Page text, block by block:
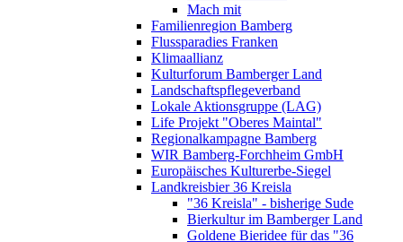
Mach mit
Familienregion Bamberg
Flussparadies Franken
Klimaallianz
Kulturforum Bamberger Land
Landschaftspflegeverband
Lokale Aktionsgruppe (LAG)
Life Projekt "Oberes Maintal"
Regionalkampagne Bamberg
WIR Bamberg-Forchheim GmbH
Europäisches Kulturerbe-Siegel
Landkreisbier 36 Kreisla
"36 Kreisla" - bisherige Sude
Bierkultur im Bamberger Land
Goldene Bieridee für das "36